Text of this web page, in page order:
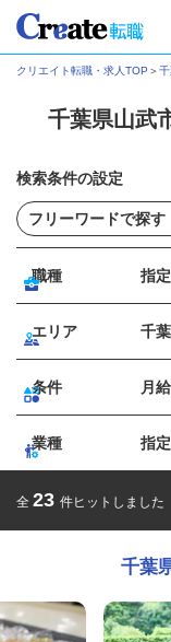
クリエイト転職・求人TOP ＞
千葉県山武
検索条件の設定
職種 指
エリア 千
条件 月
業種 指
全 23 件ヒットしました
千葉